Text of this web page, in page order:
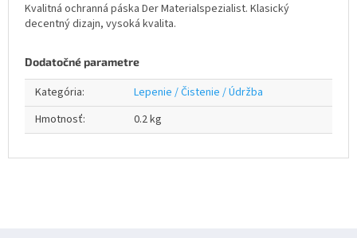
Kvalitná ochranná páska Der Materialspezialist. Klasický
decentný dizajn, vysoká kvalita.
Dodatočné parametre
Kategória:
Lepenie / Čistenie / Údržba
Hmotnosť: 0.2 kg